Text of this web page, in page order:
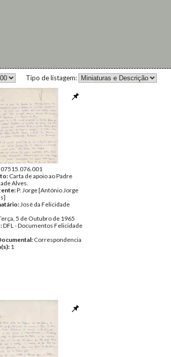
Tipo de listagem:
07515.076.001
Carta de apoio ao Padre
Alves.
P. Jorge [António Jorge
José da Felicidade
5 de Outubro de 1965
DFL - Documentos Felicidade
Correspondencia
1